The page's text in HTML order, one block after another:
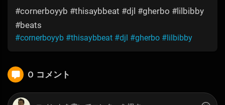
#cornerboyyb #thisaybbeat #djl #gherbo #lilbibby
#beats
#cornerboyyb #thisaybbeat #djl #gherbo #lilbibby
0 コメント